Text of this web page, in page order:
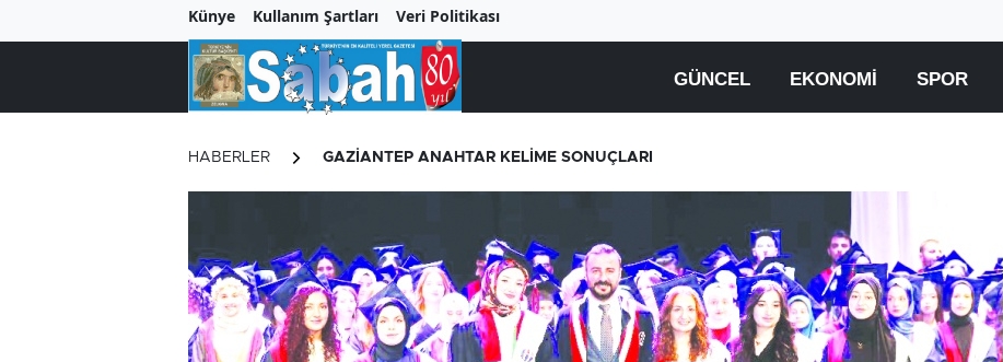
Künye Kullanım Şartları Veri Politikası
GÜNCEL EKONOMI SPOR
HABERLER GAZIANTEP ANAHTAR KELİME SONUÇLARI